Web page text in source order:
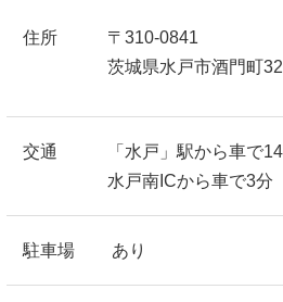
住所
〒310-0841
茨城県水戸市酒門町
交通
「水戸」駅から車で
水戸南ICから車で3分
駐車場 あり